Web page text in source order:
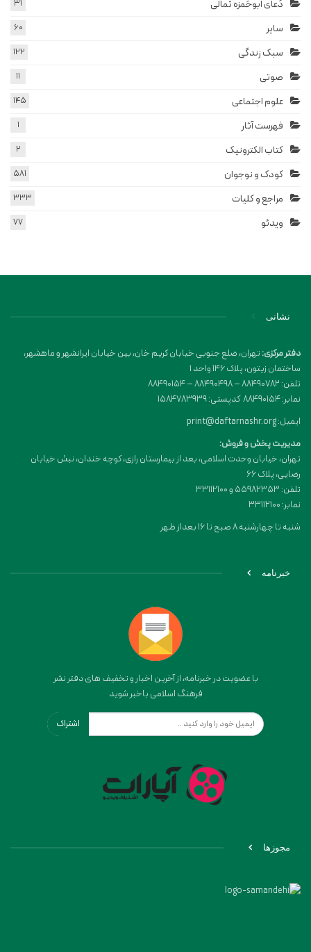
دُعای ابوحَمزه ثُمالی 31
سایر 60
سبک زندگی 122
صوتی 11
علوم اجتماعی 145
فهرست آثار 1
کتاب الکترونیک 2
کودک و نوجوان 581
مراجع و کلیات 333
ویدئو 77
نشانی
دفتر مرکزی:تهران، ضلع جنوبی خیابان کریم خان، بین خیابان ایرانشهر و ماهشهر،
ساختمان زیتون، پلاک 146 واحد 1
تلفن: 88490782 – 88490498 – 88490154
نمابر: 88490154 کدپستی: 1584783939
ایمیل: print@daftarnashr.org
مدیریت پخش و فروش:
تهران، خیابان وحدت اسلامی، بعد از بیمارستان رازی، کوچه خندان، نبش خیابان
رضایی، پلاک ۶۶
تلفن: 55982353 و 33112100
نمابر: 33112100
شنبه تا چهارشنبه 8 صبح تا 16 بعداز ظهر
خبرنامه
با عضویت در خبرنامه، از آخرین اخبار و تخفیف های دفتر نشر
فرهنگ اسلامی باخبر شوید
اشتراک
مجوزها